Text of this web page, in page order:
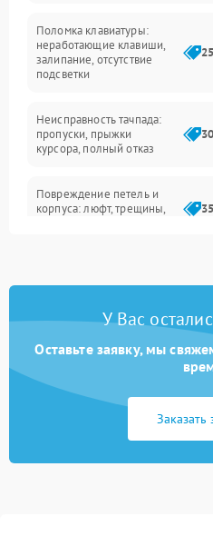
Интерфейсные проблемы
Батарея
Сеть и интернет
Поломка клавиатуры:
неработающие клавиши,
залипание, отсутствие
подсветки
Неисправность тачпада:
пропуски, прыжки
курсора, полный отказ
Повреждение петель и
корпуса: люфт, трещины,
быстрая разрядка,
Неисправность зарядного
питания
неисправности кулера
У Вас
Оставьте заявку, мы
Заказать